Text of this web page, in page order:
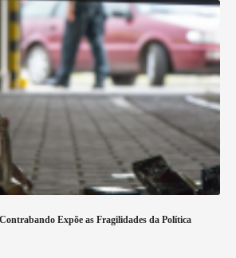
Expõe as Fragilidades da Política